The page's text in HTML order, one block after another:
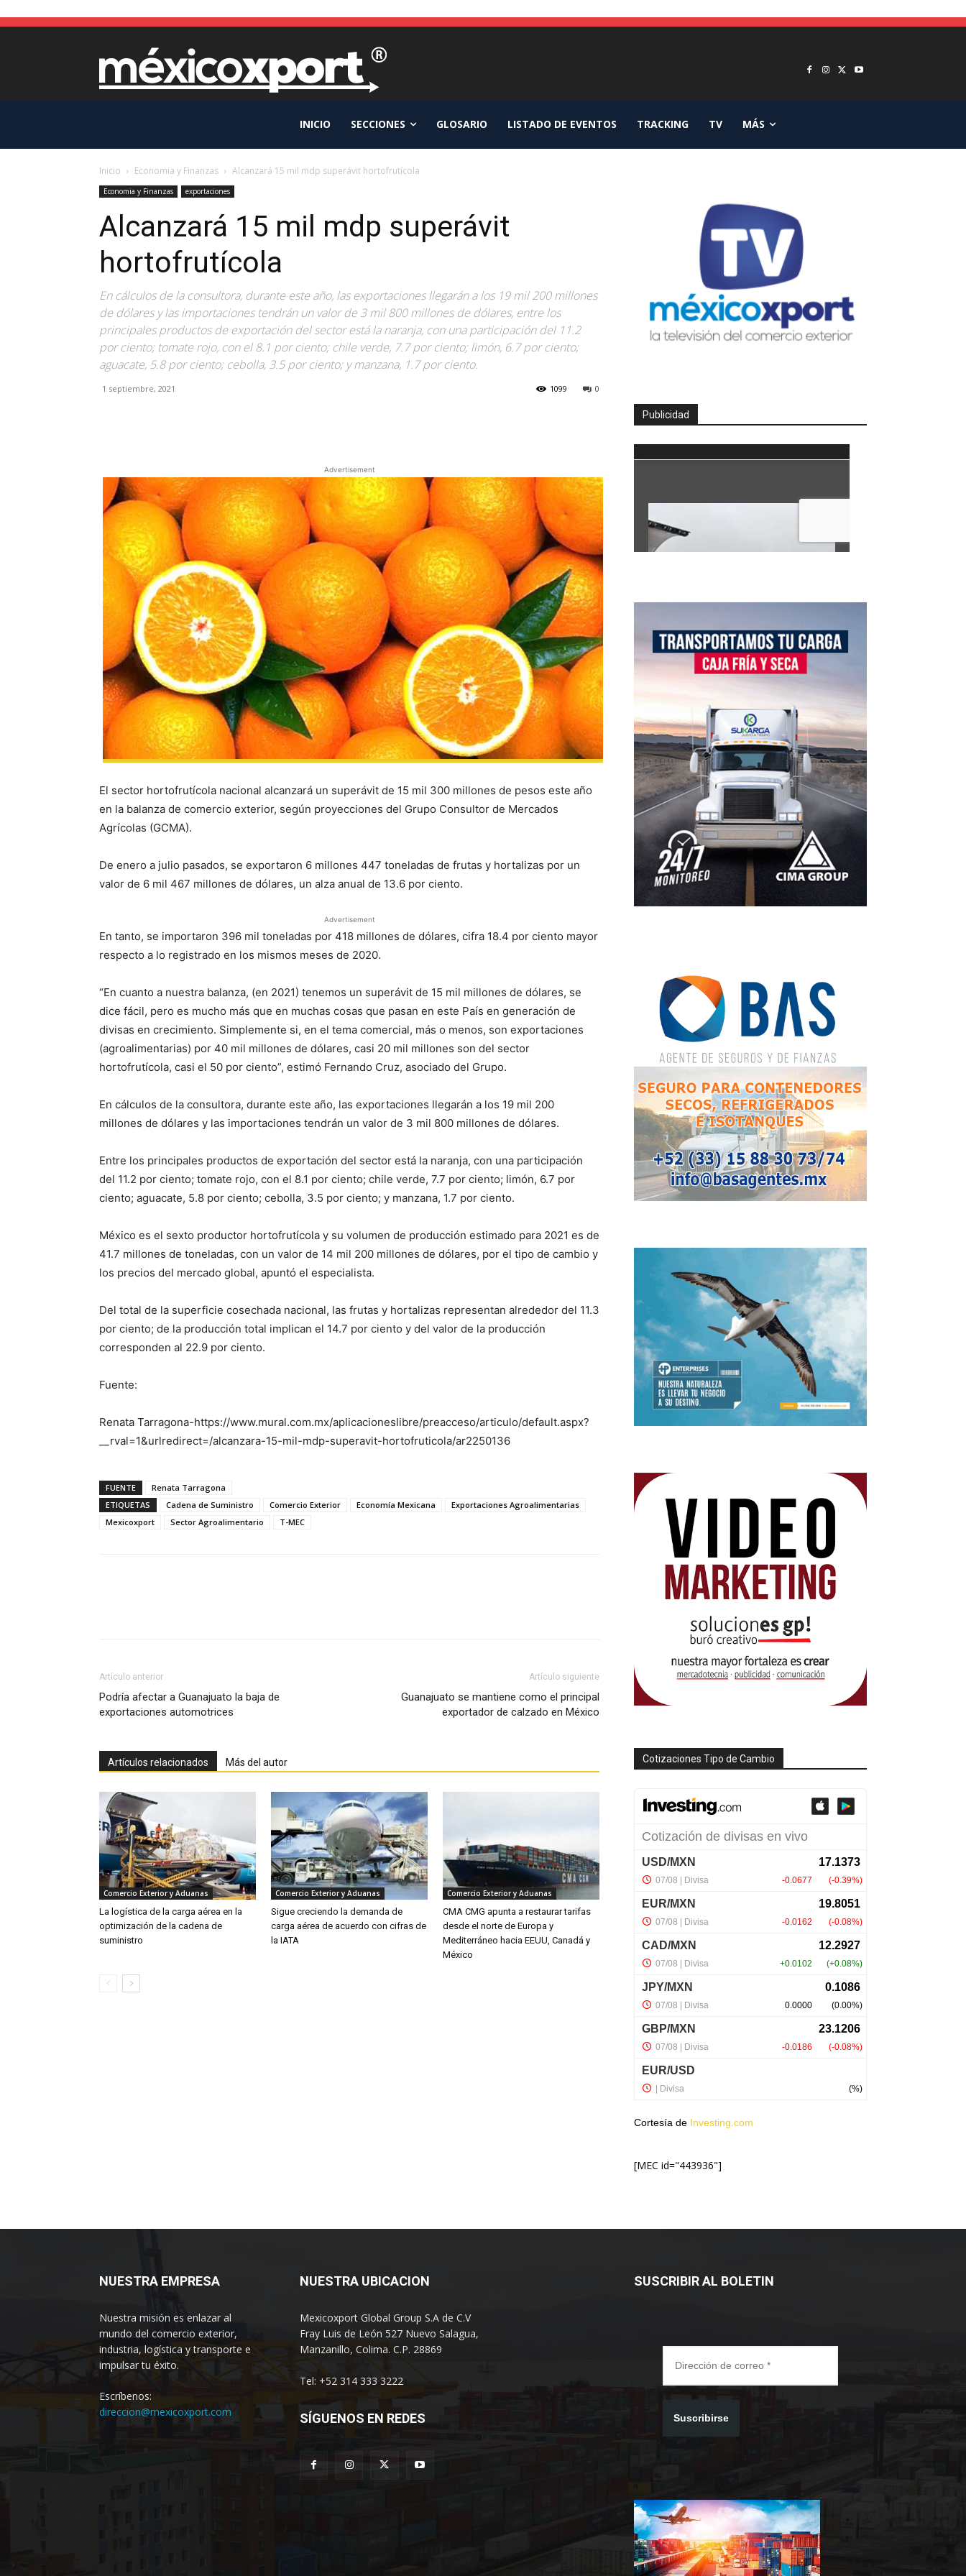
INICIO SECCIONES GLOSARIO LISTADO DE EVENTOS TRACKING TV MÁS
Inicio Economia y Finanzas Alcanzará 15 mil mdp superávit hortofrutícola
Economia y Finanzas exportaciones
Alcanzará 15 mil mdp superávit
hortofrutícola
En cálculos de la consultora, durante este año, las exportaciones llegarán a los 19 mil 200 millones
de dólares y las importaciones tendrán un valor de 3 mil 800 millones de dólares, entre los
principales productos de exportación del sector está la naranja, con una participación del 11.2
por ciento; tomate rojo, con el 8.1 por ciento; chile verde, 7.7 por ciento; limón, 6.7 por ciento;
aguacate, 5.8 por ciento; cebolla, 3.5 por ciento; y manzana, 1.7 por ciento.
1 septiembre, 2021 0
1099
Advertisement
El sector hortofrutícola nacional alcanzará un superávit de 15 mil 300 millones de pesos este año
en la balanza de comercio exterior, según proyecciones del Grupo Consultor de Mercados
Agrícolas (GCMA).
De enero a julio pasados, se exportaron 6 millones 447 toneladas de frutas y hortalizas por un
valor de 6 mil 467 millones de dólares, un alza anual de 13.6 por ciento.
Advertisement
En tanto, se importaron 396 mil toneladas por 418 millones de dólares, cifra 18.4 por ciento mayor
respecto a lo registrado en los mismos meses de 2020.
“En cuanto a nuestra balanza, (en 2021) tenemos un superávit de 15 mil millones de dólares, se
dice fácil, pero es mucho más que en muchas cosas que pasan en este País en generación de
divisas en crecimiento. Simplemente si, en el tema comercial, más o menos, son exportaciones
(agroalimentarias) por 40 mil millones de dólares, casi 20 mil millones son del sector
hortofrutícola, casi el 50 por ciento”, estimó Fernando Cruz, asociado del Grupo.
En cálculos de la consultora, durante este año, las exportaciones llegarán a los 19 mil 200
millones de dólares y las importaciones tendrán un valor de 3 mil 800 millones de dólares.
Entre los principales productos de exportación del sector está la naranja, con una participación
del 11.2 por ciento; tomate rojo, con el 8.1 por ciento; chile verde, 7.7 por ciento; limón, 6.7 por
ciento; aguacate, 5.8 por ciento; cebolla, 3.5 por ciento; y manzana, 1.7 por ciento.
México es el sexto productor hortofrutícola y su volumen de producción estimado para 2021 es de
41.7 millones de toneladas, con un valor de 14 mil 200 millones de dólares, por el tipo de cambio y
los precios del mercado global, apuntó el especialista.
Del total de la superficie cosechada nacional, las frutas y hortalizas representan alrededor del 11.3
por ciento; de la producción total implican el 14.7 por ciento y del valor de la producción
corresponden al 22.9 por ciento.
Fuente:
Renata Tarragona-https://www.mural.com.mx/aplicacioneslibre/preacceso/articulo/default.aspx?
__rval=1&urlredirect=/alcanzara-15-mil-mdp-superavit-hortofruticola/ar2250136
FUENTE
Renata Tarragona
ETIQUETAS
Cadena de Suministro Comercio Exterior Economía Mexicana
Exportaciones Agroalimentarias
Mexicoxport
Sector Agroalimentario T-MEC
Artículo anterior
Podría afectar a Guanajuato la baja de
exportaciones automotrices
Artículo siguiente
Guanajuato se mantiene como el principal
exportador de calzado en México
Artículos relacionados Más del autor
Comercio Exterior y Aduanas
La logística de la carga aérea en la
optimización de la cadena de
suministro
Comercio Exterior y Aduanas
Sigue creciendo la demanda de
carga aérea de acuerdo con cifras de
la IATA
Comercio Exterior y Aduanas
CMA CMG apunta a restaurar tarifas
desde el norte de Europa y
Mediterráneo hacia EEUU, Canadá y
México
Publicidad
Cotizaciones Tipo de Cambio
Cortesía de Investing.com
[MEC id="443936"]
NUESTRA EMPRESA
Nuestra misión es enlazar al
mundo del comercio exterior,
industria, logística y transporte e
impulsar tu éxito.
Escríbenos:
direccion@mexicoxport.com
NUESTRA UBICACION
Mexicoxport Global Group S.A de C.V
Fray Luis de León 527 Nuevo Salagua,
Manzanillo, Colima. C.P. 28869
Tel: +52 314 333 3222
SÍGUENOS EN REDES
SUSCRIBIR AL BOLETIN
Suscribirse